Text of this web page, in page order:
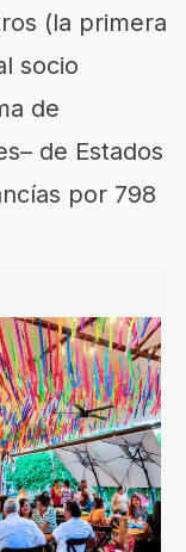
(la primera
socio
de
de Estados
por 798